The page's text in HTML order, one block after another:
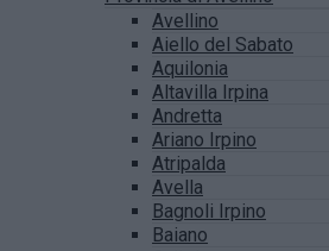
Avellino
Aiello del Sabato
Aquilonia
Altavilla Irpina
Andretta
Ariano Irpino
Atripalda
Avella
Bagnoli Irpino
Baiano